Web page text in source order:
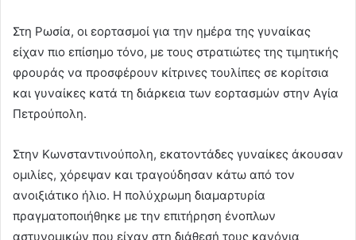
Στη Ρωσία, οι εορτασμοί για την ημέρα της γυναίκας
είχαν πιο επίσημο τόνο, με τους στρατιώτες της τιμητικής
φρουράς να προσφέρουν κίτρινες τουλίπες σε κορίτσια
και γυναίκες κατά τη διάρκεια των εορτασμών στην Αγία
Πετρούπολη.
Στην Κωνσταντινούπολη, εκατοντάδες γυναίκες άκουσαν
ομιλίες, χόρεψαν και τραγούδησαν κάτω από τον
ανοιξιάτικο ήλιο. Η πολύχρωμη διαμαρτυρία
πραγματοποιήθηκε με την επιτήρηση ένοπλων
αστυνομικών που είχαν στη διάθεσή τους κανόνια